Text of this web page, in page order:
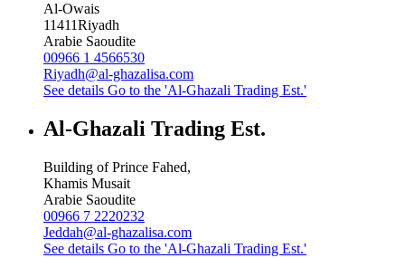
Al-Owais
11411Riyadh
Arabie Saoudite
00966 1 4566530
Riyadh@al-ghazalisa.com
See details Go to the 'Al-Ghazali Trading Est.'
Al-Ghazali Trading Est.
Building of Prince Fahed,
Khamis Musait
Arabie Saoudite
00966 7 2220232
Jeddah@al-ghazalisa.com
See details Go to the 'Al-Ghazali Trading Est.'